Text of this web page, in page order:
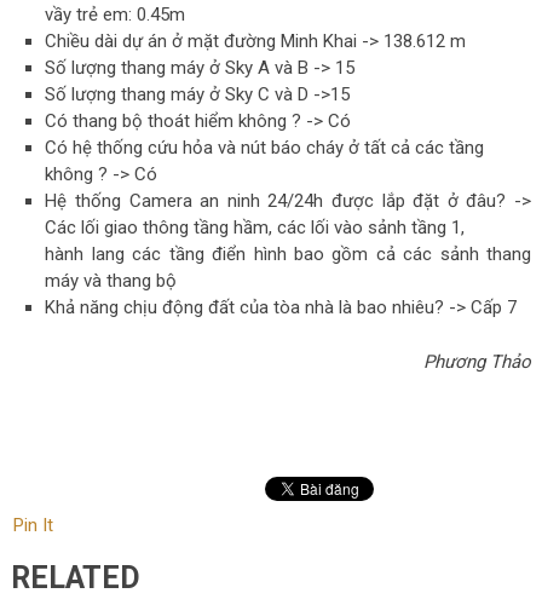
vầy trẻ em: 0.45m
Chiều dài dự án ở mặt đường Minh Khai -> 138.612 m
Số lượng thang máy ở Sky A và B -> 15
Số lượng thang máy ở Sky C và D ->15
Có thang bộ thoát hiểm không ? -> Có
Có hệ thống cứu hỏa và nút báo cháy ở tất cả các tầng
không ? -> Có
Hệ thống Camera an ninh 24/24h được lắp đặt ở đâu? ->
Các lối giao thông tầng hầm, các lối vào sảnh tầng 1,
hành lang các tầng điển hình bao gồm cả các sảnh thang
máy và thang bộ
Khả năng chịu động đất của tòa nhà là bao nhiêu? -> Cấp 7
Phương Thảo
Pin It
RELATED